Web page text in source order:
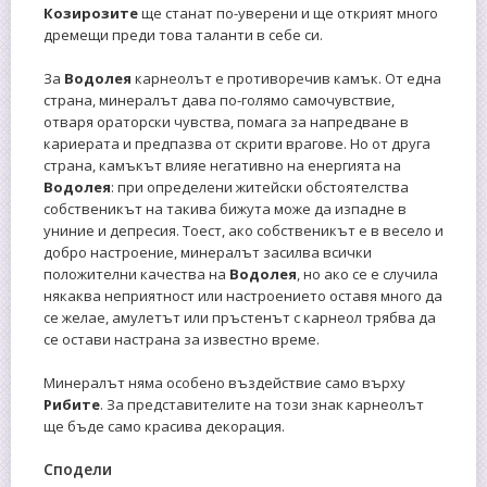
Козирозитеще станат по-уверени и ще открият много
дремещи преди това таланти в себе си.
За Водолея карнеолът е противоречив камък. От една
страна, минералът дава по-голямо самочувствие,
отваря ораторски чувства, помага за напредване в
кариерата и предпазва от скрити врагове. Но от друга
страна, камъкът влияе негативно на енергията на
Водолея: при определени житейски обстоятелства
собственикът на такива бижута може да изпадне в
униние и депресия. Тоест, ако собственикът е в весело и
добро настроение, минералът засилва всички
положителни качества на Водолея , но ако се е случила
някаква неприятност или настроението оставя много да
се желае, амулетът или пръстенът с карнеол трябва да
се остави настрана за известно време.
Минералът няма особено въздействие само върху
Рибите. За представителите на този знак карнеолът
ще бъде само красива декорация.
Сподели